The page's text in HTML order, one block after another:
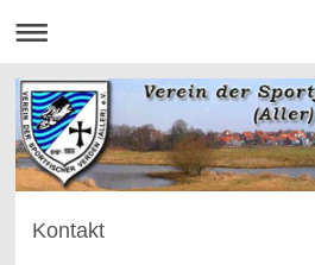
Kontakt